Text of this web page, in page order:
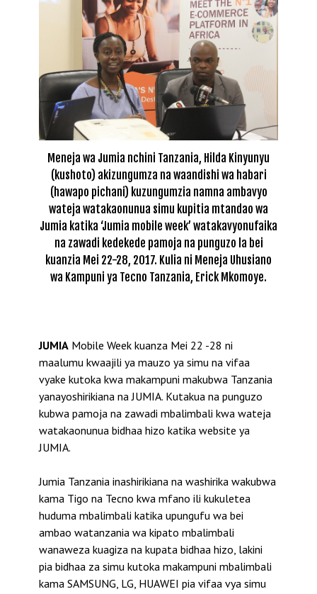
Meneja wa Jumia nchini Tanzania, Hilda Kinyunyu
(kushoto) akizungumza na waandishi wa habari
(hawapo pichani) kuzungumzia namna ambavyo
wateja watakaonunua simu kupitia mtandao wa
Jumia katika ‘Jumia mobile week’ watakavyonufaika
na zawadi kedekede pamoja na punguzo la bei
kuanzia Mei 22-28, 2017. Kulia ni Meneja Uhusiano
wa Kampuni ya Tecno Tanzania, Erick Mkomoye.
JUMIA Mobile Week kuanza Mei 22 -28 ni
maalumu kwaajili ya mauzo ya simu na vifaa
vyake kutoka kwa makampuni makubwa Tanzania
yanayoshirikiana na JUMIA. Kutakua na punguzo
kubwa pamoja na zawadi mbalimbali kwa wateja
watakaonunua bidhaa hizo katika website ya
JUMIA.
Jumia Tanzania inashirikiana na washirika wakubwa
kama Tigo na Tecno kwa mfano ili kukuletea
huduma mbalimbali katika upungufu wa bei
ambao watanzania wa kipato mbalimbali
wanaweza kuagiza na kupata bidhaa hizo, lakini
pia bidhaa za simu kutoka makampuni mbalimbali
kama SAMSUNG, LG, HUAWEI pia vifaa vya simu